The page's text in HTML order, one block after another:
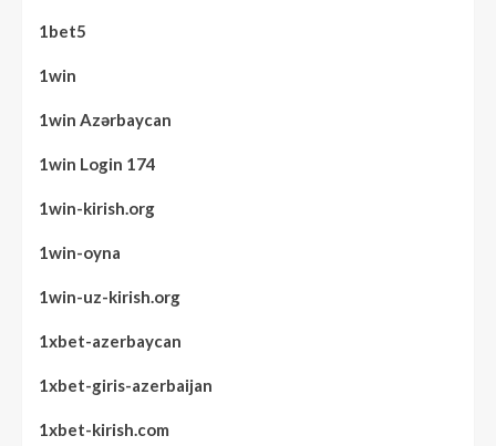
1bet5
1win
1win Azərbaycan
1win Login 174
1win-kirish.org
1win-oyna
1win-uz-kirish.org
1xbet-azerbaycan
1xbet-giris-azerbaijan
1xbet-kirish.com